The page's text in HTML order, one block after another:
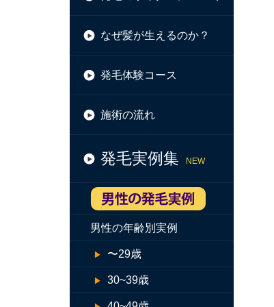
なぜ髪が生えるのか？
発毛体験コース
施術の流れ
発毛実例集 NEW
男性の年齢別実例
〜29歳
30~39歳